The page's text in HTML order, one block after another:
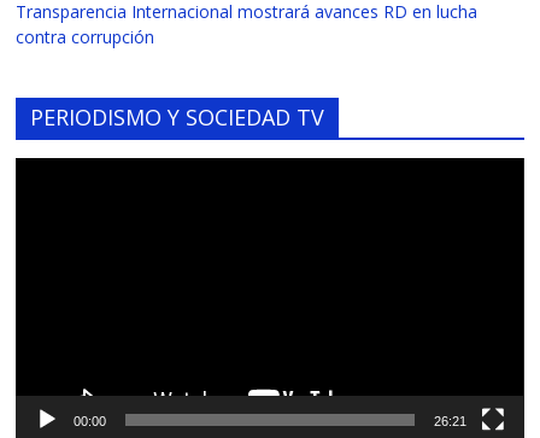
Transparencia Internacional mostrará avances RD en lucha
contra corrupción
PERIODISMO Y SOCIEDAD TV
00:00 26:21